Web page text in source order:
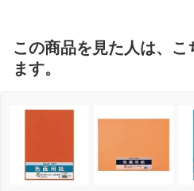
この商品を見た人は、
ます。